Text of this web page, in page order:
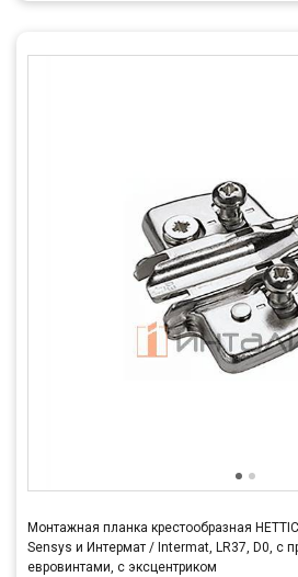
Монтажная планка крестообразная
Sensys и Интермат / Intermat, LR37, D0, с
евровинтами, с эксцентриком